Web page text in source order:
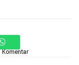
Komentar